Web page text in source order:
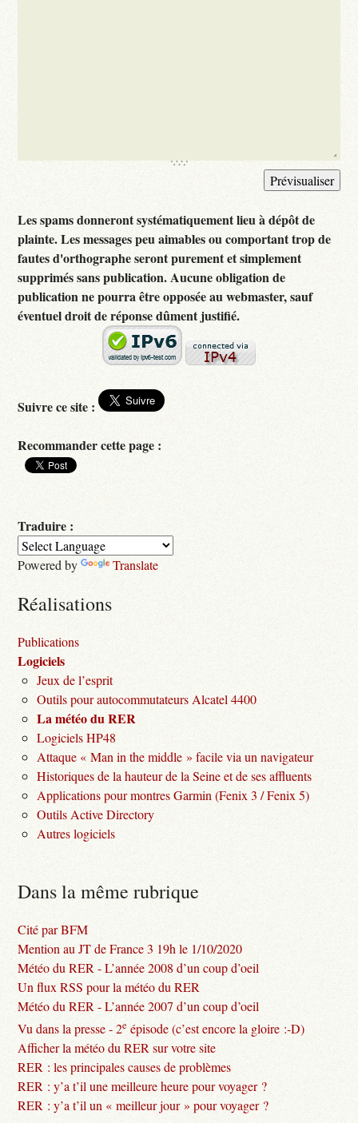
Les spams donneront systématiquement lieu à dépôt de
plainte. Les messages peu aimables ou comportant trop de
fautes d'orthographe seront purement et simplement
supprimés sans publication. Aucune obligation de
publication ne pourra être opposée au webmaster, sauf
éventuel droit de réponse dûment justifié.
Suivre ce site :
Recommander cette page :
Traduire :
Powered by Translate
Réalisations
Publications
Logiciels
Jeux de l’esprit
Outils pour autocommutateurs Alcatel 4400
La météo du RER
Logiciels HP48
Attaque « Man in the middle » facile via un navigateur
Historiques de la hauteur de la Seine et de ses affluents
Applications pour montres Garmin (Fenix 3 / Fenix 5)
Outils Active Directory
Autres logiciels
Dans la même rubrique
Cité par BFM
Mention au JT de France 3 19h le 1/10/2020
Météo du RER - L’année 2008 d’un coup d’oeil
Un flux RSS pour la météo du RER
Météo du RER - L’année 2007 d’un coup d’oeil
Vu dans la presse - 2e épisode (c’est encore la gloire :-D)
Afficher la météo du RER sur votre site
RER : les principales causes de problèmes
RER : y’a t’il une meilleure heure pour voyager ?
RER : y’a t’il un « meilleur jour » pour voyager ?